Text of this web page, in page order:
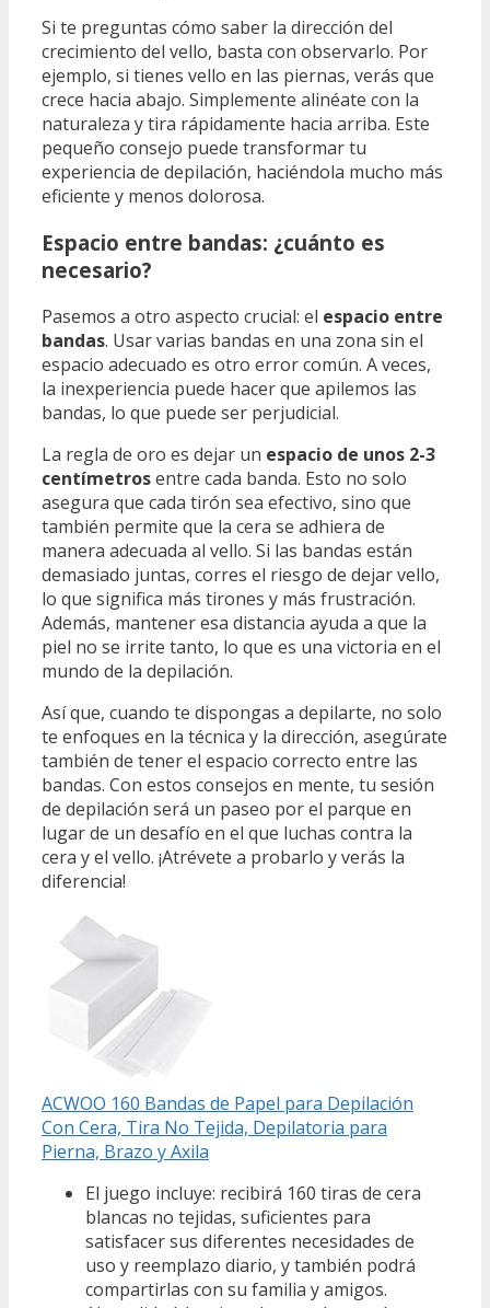
Si te preguntas cómo saber la dirección del
crecimiento del vello, basta con observarlo. Por
ejemplo, si tienes vello en las piernas, verás que
crece hacia abajo. Simplemente alinéate con la
naturaleza y tira rápidamente hacia arriba. Este
pequeño consejo puede transformar tu
experiencia de depilación, haciéndola mucho más
eficiente y menos dolorosa.
Espacio entre bandas: ¿cuánto es
necesario?
Pasemos a otro aspecto crucial: el espacio entre
bandas. Usar varias bandas en una zona sin el
espacio adecuado es otro error común. A veces,
la inexperiencia puede hacer que apilemos las
bandas, lo que puede ser perjudicial.
La regla de oro es dejar un espacio de unos 2-3
centímetrosentre cada banda. Esto no solo
asegura que cada tirón sea efectivo, sino que
también permite que la cera se adhiera de
manera adecuada al vello. Si las bandas están
demasiado juntas, corres el riesgo de dejar vello,
lo que significa más tirones y más frustración.
Además, mantener esa distancia ayuda a que la
piel no se irrite tanto, lo que es una victoria en el
mundo de la depilación.
Así que, cuando te dispongas a depilarte, no solo
te enfoques en la técnica y la dirección, asegúrate
también de tener el espacio correcto entre las
bandas. Con estos consejos en mente, tu sesión
de depilación será un paseo por el parque en
lugar de un desafío en el que luchas contra la
cera y el vello. ¡Atrévete a probarlo y verás la
diferencia!
ACWOO 160 Bandas de Papel para Depilación
Con Cera, Tira No Tejida, Depilatoria para
Pierna, Brazo y Axila
El juego incluye: recibirá 160 tiras de cera
blancas no tejidas, suficientes para
satisfacer sus diferentes necesidades de
uso y reemplazo diario, y también podrá
compartirlas con su familia y amigos.